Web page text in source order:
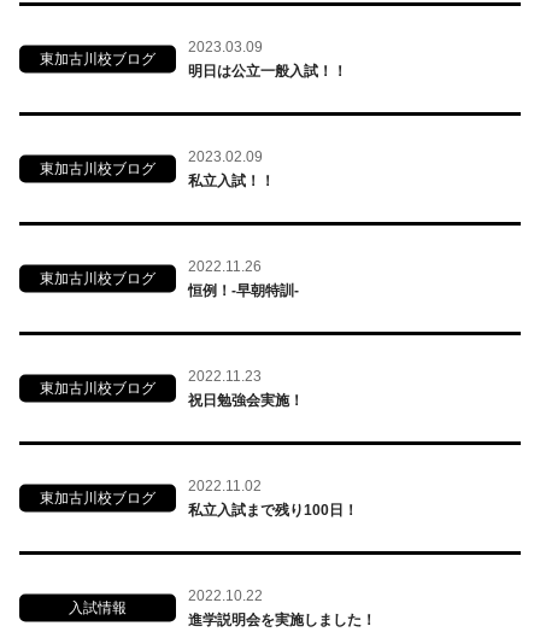
東加古川校ブログ
2023.03.09
明日は公立一般入試！！
東加古川校ブログ
2023.02.09
私立入試！！
東加古川校ブログ
2022.11.26
恒例！-早朝特訓-
東加古川校ブログ
2022.11.23
祝日勉強会実施！
東加古川校ブログ
2022.11.02
私立入試まで残り100日！
入試情報
2022.10.22
進学説明会を実施しました！